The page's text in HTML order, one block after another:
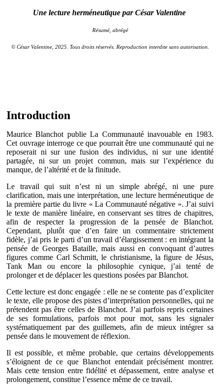
Une lecture herméneutique par César Valentine
Résumé, abrégé
© César Valentine, 2025. Tous droits réservés. Reproduction interdite sans autorisation.
Introduction
Maurice Blanchot publie La Communauté inavouable en 1983.
Cet ouvrage interroge ce que pourrait être une communauté qui ne
reposerait ni sur une fusion des individus, ni sur une identité
partagée, ni sur un projet commun, mais sur l’expérience du
manque, de l’altérité et de la finitude.
Le travail qui suit n’est ni un simple abrégé, ni une pure
clarification, mais une interprétation, une lecture herméneutique de
la première partie du livre « La Communauté négative ». J’ai suivi
le texte de manière linéaire, en conservant ses titres de chapitres,
afin de respecter la progression de la pensée de Blanchot.
Cependant, plutôt que d’en faire un commentaire strictement
fidèle, j’ai pris le parti d’un travail d’élargissement : en intégrant la
pensée de Georges Bataille, mais aussi en convoquant d’autres
figures comme Carl Schmitt, le christianisme, la figure de Jésus,
Tank Man ou encore la philosophie cynique, j’ai tenté de
prolonger et de déplacer les questions posées par Blanchot.
Cette lecture est donc engagée : elle ne se contente pas d’expliciter
le texte, elle propose des pistes d’interprétation personnelles, qui ne
prétendent pas être celles de Blanchot. J’ai parfois repris certaines
de ses formulations, parfois mot pour mot, sans les signaler
systématiquement par des guillemets, afin de mieux intégrer sa
pensée dans le mouvement de réflexion.
Il est possible, et même probable, que certains développements
s’éloignent de ce que Blanchot entendait précisément montrer.
Mais cette tension entre fidélité et dépassement, entre analyse et
prolongement, constitue l’essence même de ce travail.